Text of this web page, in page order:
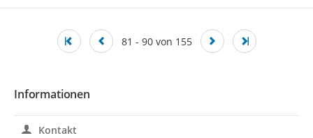
81 - 90 von 155
Informationen
Kontakt